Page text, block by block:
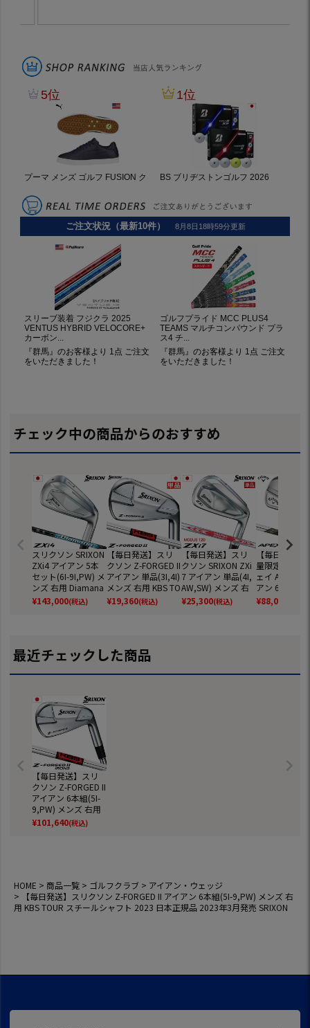
チェック中の商品からのおすすめ
スリクソン SRIXON
ZXi4 アイアン 5本
セット(6I-9I,PW) メ
ンズ 右用 Diamana
ZXi for IRON ダンロ
ップ ZXI ゴルフ ク
¥143,000(税込)
【毎日発送】スリ
クソン Z-FORGED II
アイアン 単品(3I,4I)
メンズ 右用 KBS TO
UR スチールシャフ
ト 日本正規品
¥19,360(税込)
【毎日発送】スリ
クソン SRIXON ZXi
7 アイアン 単品(4I,
AW,SW) メンズ 右
用 N.S.PRO MODUS
3 TOUR 120 ダンロ
¥25,300(税込)
【毎日発送】
量限定】キャ
ェイ APEX
アン 6本セッ
9,PW) メンズ
Dynamic
¥88,000
最近チェックした商品
【毎日発送】スリ
クソン Z-FORGED II
アイアン 6本組(5I-
9,PW) メンズ 右用
KBS TOUR スチー
ルシャフト 2023 日
¥101,640(税込)
HOME 商品一覧 ゴルフクラブ
アイアン・ウェッジ
【毎日発送】スリクソン Z-FORGED II アイアン 6本組(5I-9,PW) メンズ 右
用 KBS TOUR スチールシャフト 2023 日本正規品 2023年3月発売 SRIXON